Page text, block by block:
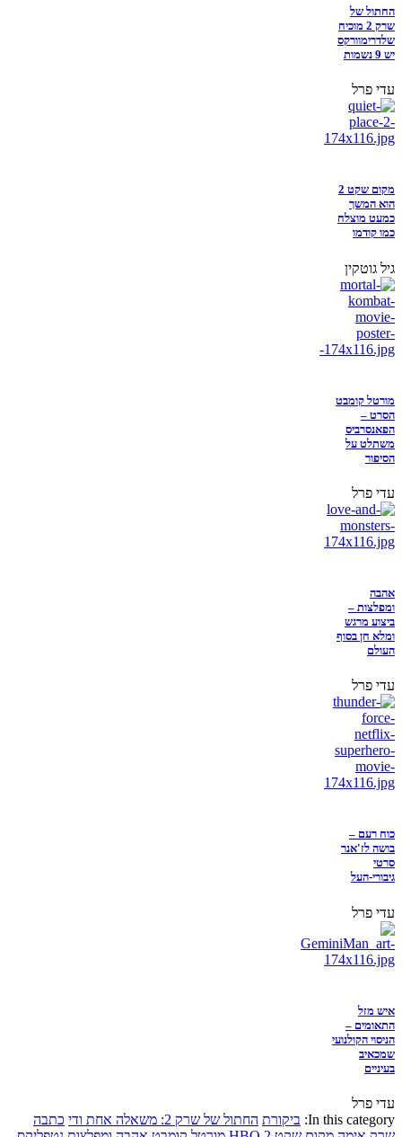
החתול של
שרק 2 מוכיח
שלדרימוורקס
יש 9 נשמות
עדי פרל
מקום שקט 2
הוא המשך
כמעט מוצלח
כמו קודמו
גיל גוטקין
מורטל קומבט
הסרט –
הפאנסרביס
משתלט על
הסיפור
עדי פרל
אהבה
ומפלצות –
ביצוע מרגש
ומלא חן בסוף
העולם
עדי פרל
כוח רעם –
בושה לז'אנר
סרטי
גיבורי-העל
עדי פרל
איש מזל
התאומים –
הניסוי הקולנועי
שמכאיב
בעיניים
עדי פרל
In this category: ביקורת החתול של שרק 2: משאלה אחת ודי
כתבה